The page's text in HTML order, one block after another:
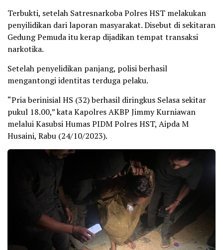
Terbukti, setelah Satresnarkoba Polres HST melakukan
penyilidikan dari laporan masyarakat. Disebut di sekitaran
Gedung Pemuda itu kerap dijadikan tempat transaksi
narkotika.
Setelah penyelidikan panjang, polisi berhasil
mengantongi identitas terduga pelaku.
“Pria berinisial HS (32) berhasil diringkus Selasa sekitar
pukul 18.00,” kata Kapolres AKBP Jimmy Kurniawan
melalui Kasubsi Humas PIDM Polres HST, Aipda M
Husaini, Rabu (24/10/2023).